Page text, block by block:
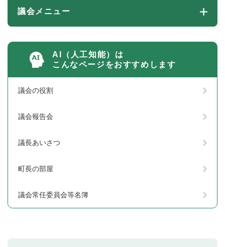
議会メニュー
AI（人工知能）は
こんなページをおすすめします
議会の役割
議会報告会
議長あいさつ
町長の部屋
議会常任委員会等名簿